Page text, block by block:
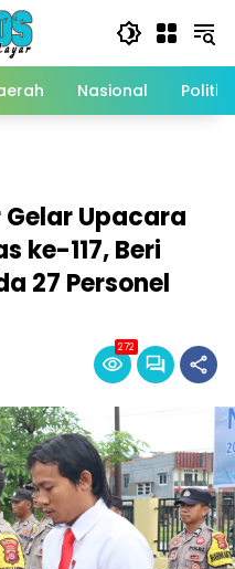
Nasional Politik
Upacara
ke-117, Beri
27 Personel
272